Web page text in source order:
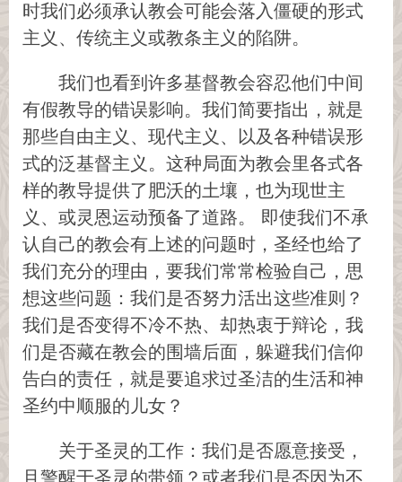
时我们必须承认教会可能会落入僵硬的形式
主义、传统主义或教条主义的陷阱。
我们也看到许多基督教会容忍他们中间
有假教导的错误影响。我们简要指出，就是
那些自由主义、现代主义、以及各种错误形
式的泛基督主义。这种局面为教会里各式各
样的教导提供了肥沃的土壤，也为现世主
义、或灵恩运动预备了道路。 即使我们不承
认自己的教会有上述的问题时，圣经也给了
我们充分的理由，要我们常常检验自己，思
想这些问题：我们是否努力活出这些准则？
我们是否变得不冷不热、却热衷于辩论，我
们是否藏在教会的围墙后面，躲避我们信仰
告白的责任，就是要追求过圣洁的生活和神
圣约中顺服的儿女？
关于圣灵的工作：我们是否愿意接受，
且警醒于圣灵的带领？或者我们是否因为不